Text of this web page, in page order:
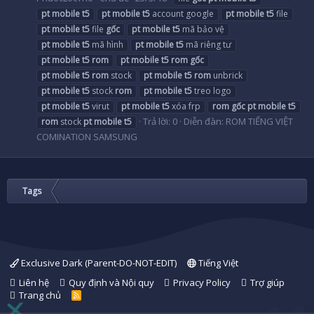
pt mobilet5 pt mobilet5 account google pt mobilet5file
pt mobilet5file gốc pt mobilet5 mã bảo vệ
pt mobilet5 mã hình pt mobilet5 mã riêng tư
pt mobilet5 rom pt mobilet5 rom gốc
pt mobilet5 rom stock pt mobilet5 rom unbrick
pt mobilet5 stock rom pt mobilet5treo logo
pt mobilet5virut pt mobilet5xóa frp rom gốc pt mobilet5
rom stock pt mobilet5 Trả lời: 0 Diễn đàn: ROM TIẾNG VIỆT
COMINATION SAMSUNG
Tags
Exclusive Dark (Parent-DO-NOT-EDIT)
Tiếng Việt
Liên hệ
Quy định và Nội quy Privacy Policy
Trợ giúp
Trang chủ
R